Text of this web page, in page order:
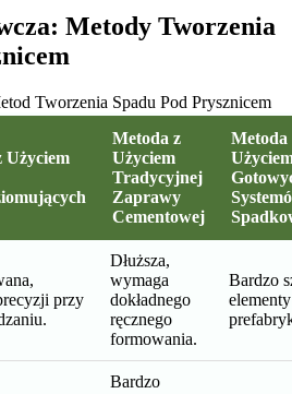
Metody Tworzenia
Tworzenia Spadu Pod Prysznicem
Użyciem
Metoda z
Użyciem
Tradycyjnej
Zaprawy
Cementowej
Metoda
przy
Dłuższa,
wymaga
dokładnego
ręcznego
formowania.
Bardzo
Bardzo